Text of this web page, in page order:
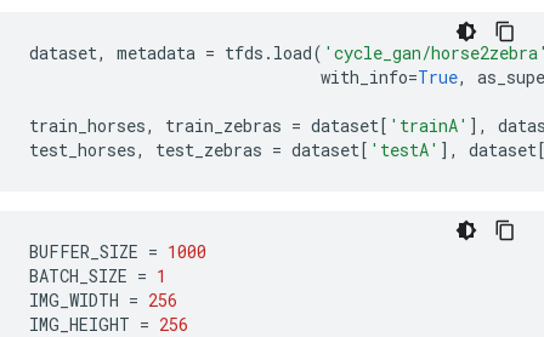
dataset, metadata = tfds . load( 'cycle_gan/
with_info=True,
train_horses, train_zebras = dataset[ 'trainA' ],
test_horses, test_zebras = dataset[ 'testA' ], dataset
BUFFER_SIZE = 1000
BATCH_SIZE = 1
IMG_WIDTH = 256
IMG_HEIGHT = 256